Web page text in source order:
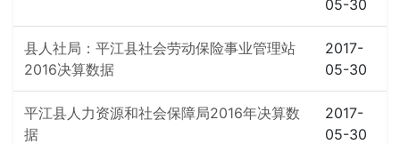
05-30
县人社局：平江县社会劳动保险事业管理站
2016决算数据
2017-
05-30
平江县人力资源和社会保障局2016年决算数
据
2017-
05-30